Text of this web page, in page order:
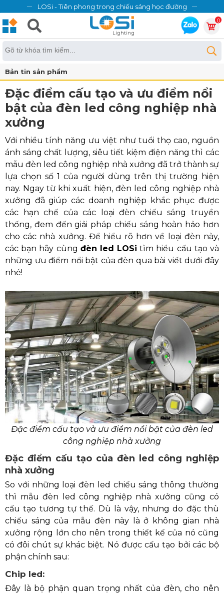
LOSi - Tiên phong trong chiếu sáng học đường
0
Bản tin sản phẩm
Đặc điểm cấu tạo và ưu điểm nổi
bật của đèn led công nghiệp nhà
xưởng
Với nhiều tính năng ưu việt như tuổi thọ cao, nguồn
ánh sáng chất lượng, siêu tiết kiệm điện năng thì các
mẫu đèn led công nghiệp nhà xưởng đã trở thành sự
lựa chọn số 1 của người dùng trên thị trường hiện
nay. Ngay từ khi xuất hiện, đèn led công nghiệp nhà
xưởng đã giúp các doanh nghiệp khắc phục được
các hạn chế của các loại đèn chiếu sáng truyền
thống, đem đến giải pháp chiếu sáng hoàn hảo hơn
cho các nhà xưởng. Để hiểu rõ hơn về loại đèn này,
các bạn hãy cùng đèn led LOSi tìm hiểu cấu tạo và
những ưu điểm nổi bật của đèn qua bài viết dưới đây
nhé!
Đặc điểm cấu tạo và ưu điểm nổi bật của đèn led
công nghiệp nhà xưởng
Đặc điểm cấu tạo của đèn led công nghiệp
nhà xưởng
So với những loại đèn led chiếu sáng thông thường
thì mẫu đèn led công nghiệp nhà xưởng cũng có
cấu tạo tương tự thế. Dù là vậy, nhưng do đặc thù
chiếu sáng của mẫu đèn này là ở không gian nhà
xưởng rộng lớn cho nên trong thiết kế của nó cũng
có đôi chút sự khác biệt. Nó được cấu tạo bởi các bộ
phận chính sau:
Chip led:
Đây là bộ phận quan trọng nhất của đèn, cho nên